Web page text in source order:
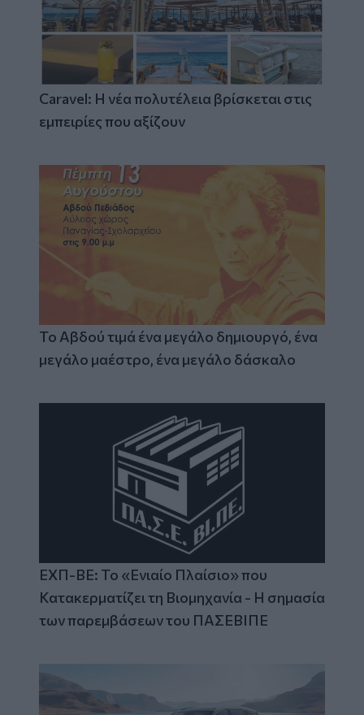
Caravel: Η νέα πολυτέλεια βρίσκεται στις
εμπειρίες που αξίζουν
Το Αβδού τιμά ένα μεγάλο δημιουργό, ένα
μεγάλο μαέστρο, ένα μεγάλο δάσκαλο
ΕΧΠ-ΒΕ: Το «Ενιαίο Πλαίσιο» που
Κατακερματίζει τη Βιομηχανία - Η σημασία
των παρεμβάσεων του ΠΑΣΕΒΙΠΕ